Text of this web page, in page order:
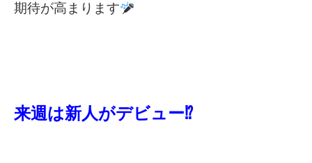
期待が高まります
来週は新人がデビュー⁉